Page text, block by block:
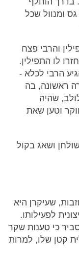
ומנוול שכל
והרבי פצח
לו התפילין.
הרבי לכלא -
ראשונה, בה
שהיה
וטען שאת
ושאג בקול
שעיקרן היא
לפעילותו.
כי טענות שקר
קטן שלו, למרות